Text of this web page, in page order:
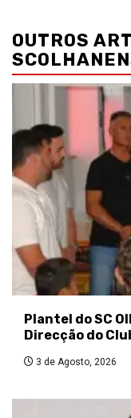
de
artigos
OUTROS
Plantel do SC
Direcção do
3 de Agosto, 2026